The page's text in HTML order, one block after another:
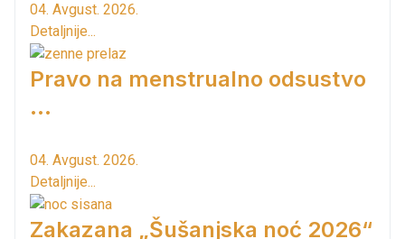
04. Avgust. 2026.
Detaljnije...
Pravo na menstrualno odsustvo
...
04. Avgust. 2026.
Detaljnije...
Zakazana „Šušanjska noć 2026“